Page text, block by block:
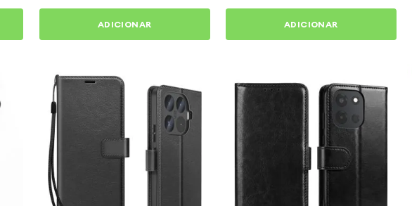
ADICIONAR ADICIONAR